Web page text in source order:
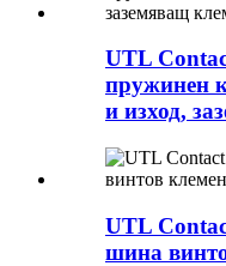
UTL
пружинен
и изход,
UTL
шина